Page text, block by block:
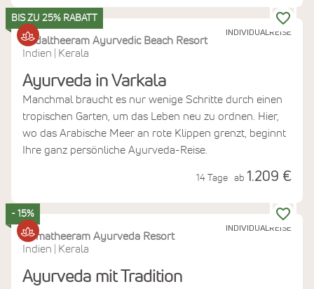
INDIVIDUALREISE
BIS ZU 25% RABATT
Kadaltheeram Ayurvedic Beach Resort
Indien
Kerala
Ayurveda in Varkala
Manchmal braucht es nur wenige Schritte durch einen
tropischen Garten, um das Leben neu zu ordnen. Hier,
wo das Arabische Meer an rote Klippen grenzt, beginnt
Ihre ganz persönliche Ayurveda-Reise.
14 Tage ab 1.209 €
INDIVIDUALREISE
- 15%
Somatheeram Ayurveda Resort
Indien
Kerala
Ayurveda mit Tradition